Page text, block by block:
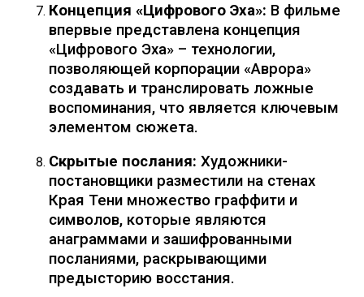
Концепция «Цифрового Эха»: В фильме
впервые представлена концепция
«Цифрового Эха» – технологии,
позволяющей корпорации «Аврора»
создавать и транслировать ложные
воспоминания, что является ключевым
элементом сюжета.
Скрытые послания: Художники-
постановщики разместили на стенах
Края Тени множество граффити и
символов, которые являются
анаграммами и зашифрованными
посланиями, раскрывающими
предысторию восстания.